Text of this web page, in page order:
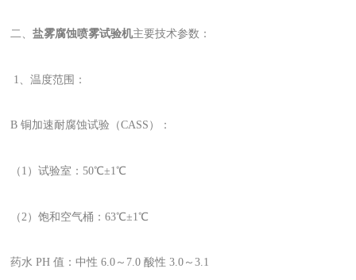
二、盐雾腐蚀喷雾试验机主要技术参数：
1、温度范围：
B 铜加速耐腐蚀试验（CASS）：
（1）试验室：50℃±1℃
（2）饱和空气桶：63℃±1℃
药水 PH 值：中性 6.0～7.0 酸性 3.0～3.1